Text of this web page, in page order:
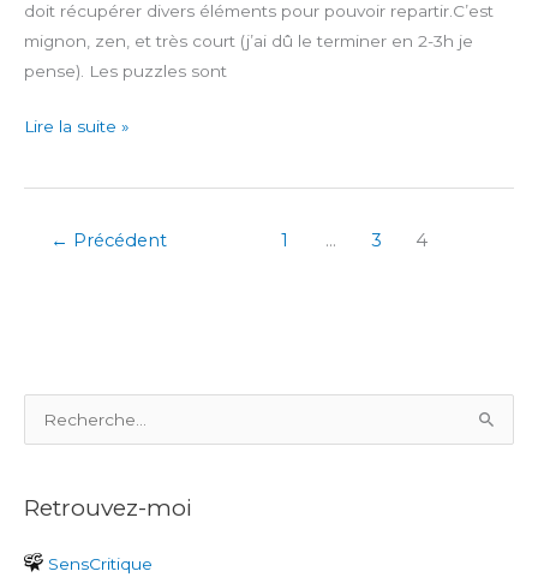
doit récupérer divers éléments pour pouvoir repartir.C’est
mignon, zen, et très court (j’ai dû le terminer en 2-3h je
pense). Les puzzles sont
Pan-
A
Lire la suite »
← Précédent 1 … 3 4
e
h
r
Retrouvez-moi
SensCritique